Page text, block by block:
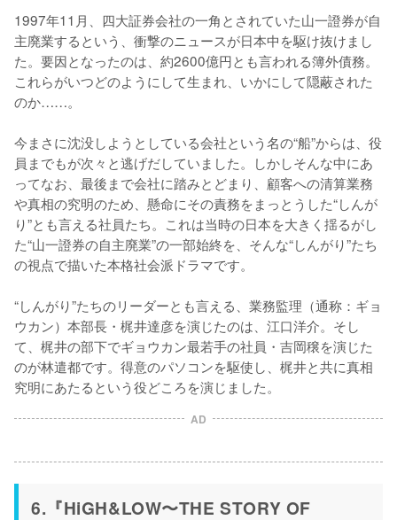
1997年11月、四大証券会社の一角とされていた山一證券が自
主廃業するという、衝撃のニュースが日本中を駆け抜けまし
た。要因となったのは、約2600億円とも言われる簿外債務。
これらがいつどのようにして生まれ、いかにして隠蔽された
のか……。
今まさに沈没しようとしている会社という名の“船”からは、役
員までもが次々と逃げだしていました。しかしそんな中にあ
ってなお、最後まで会社に踏みとどまり、顧客への清算業務
や真相の究明のため、懸命にその責務をまっとうした“しんが
り”とも言える社員たち。これは当時の日本を大きく揺るがし
た“山一證券の自主廃業”の一部始終を、そんな“しんがり”たち
の視点で描いた本格社会派ドラマです。
“しんがり”たちのリーダーとも言える、業務監理（通称：ギョ
ウカン）本部長・梶井達彦を演じたのは、江口洋介。そし
て、梶井の部下でギョウカン最若手の社員・吉岡穣を演じた
のが林遣都です。得意のパソコンを駆使し、梶井と共に真相
究明にあたるという役どころを演じました。
AD
6.『HiGH&LOW〜THE STORY OF